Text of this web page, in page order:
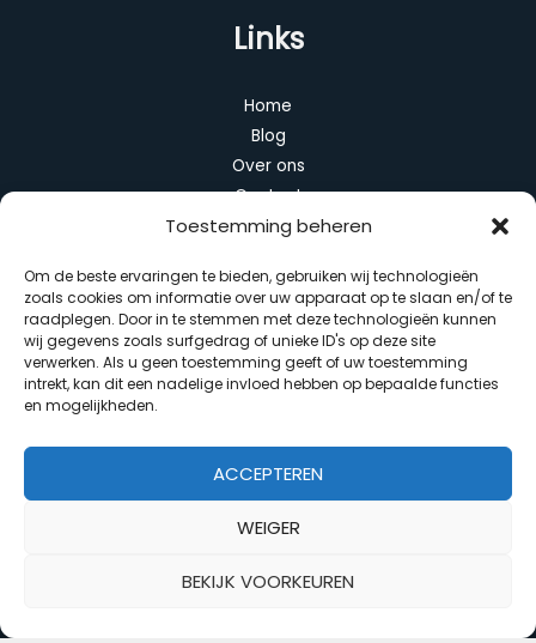
Toestemming beheren
Om de beste ervaringen te bieden, gebruiken wij technologieën
zoals cookies om informatie over uw apparaat op te slaan en/of te
raadplegen. Door in te stemmen met deze technologieën kunnen
wij gegevens zoals surfgedrag of unieke ID's op deze site
verwerken. Als u geen toestemming geeft of uw toestemming
intrekt, kan dit een nadelige invloed hebben op bepaalde functies
en mogelijkheden.
ACCEPTEREN
WEIGER
BEKIJK VOORKEUREN
Links
Home
Blog
Over ons
Contact
Categorieën
Algemeen
Duurzaam wonen
Huis en interieur
Slimme apparaten